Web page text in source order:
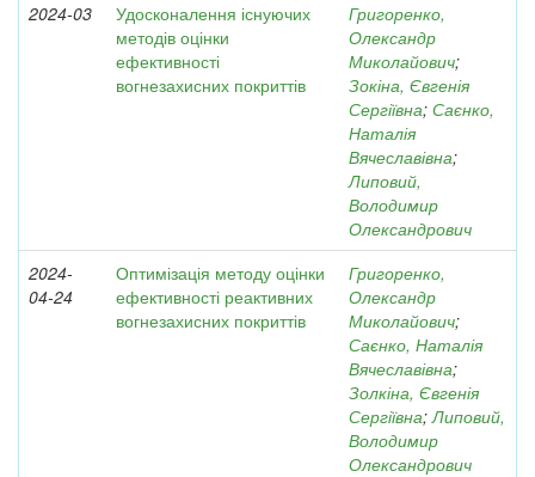
2024-03
Удосконалення існуючих
методів оцінки
ефективності
вогнезахисних покриттів
Григоренко,
Олександр
Миколайович;
Зокіна, Євгенія
Сергіївна; Саєнко,
Наталія
Вячеславівна;
Липовий,
Володимир
Олександрович
2024-
04-24
Оптимізація методу оцінки
ефективності реактивних
вогнезахисних покриттів
Григоренко,
Олександр
Миколайович;
Саєнко, Наталія
Вячеславівна;
Золкіна, Євгенія
Сергіївна;Липовий,
Володимир
Олександрович